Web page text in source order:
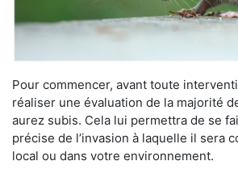
Pour commencer, avant toute
réaliser une évaluation de la majorité
aurez subis. Cela lui permettra de se
précise de l’invasion à laquelle il sera
local ou dans votre environnement.